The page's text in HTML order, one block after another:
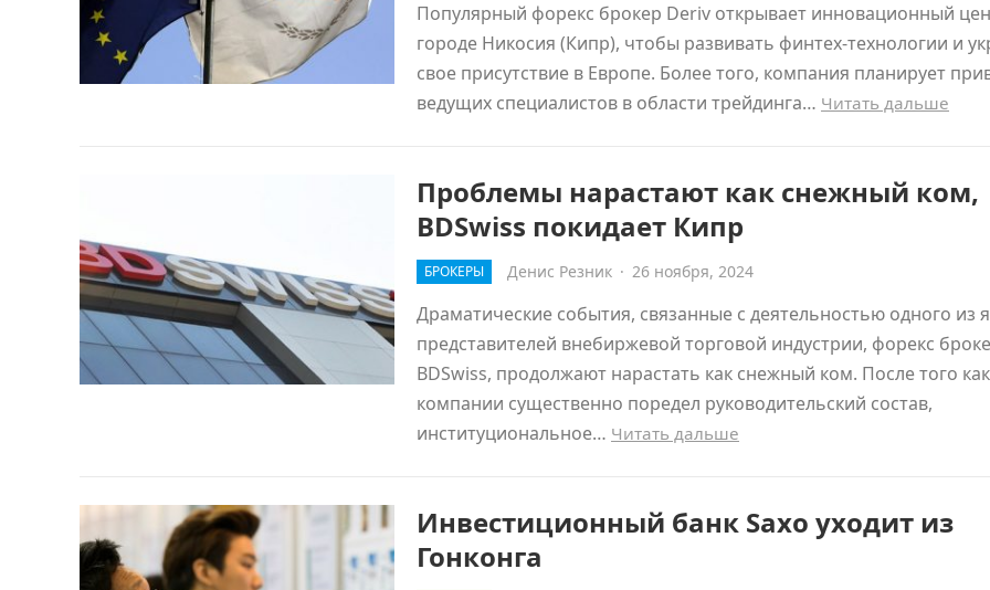
Популярный форекс брокер Deriv открывает инновационный
городе Никосия (Кипр), чтобы развивать финтех-технологии и
свое присутствие в Европе. Более того, компания планирует
ведущих специалистов в области трейдинга… Читать дальше
Проблемы нарастают как снежный ком,
BDSwiss покидает Кипр
БРОКЕРЫ Денис Резник · 26 ноября, 2024
Драматические события, связанные с деятельностью одного из
представителей внебиржевой торговой индустрии, форекс
BDSwiss, продолжают нарастать как снежный ком. После того
компании существенно поредел руководительский состав,
институциональное… Читать дальше
Инвестиционный банк Saxo уходит из
Гонконга